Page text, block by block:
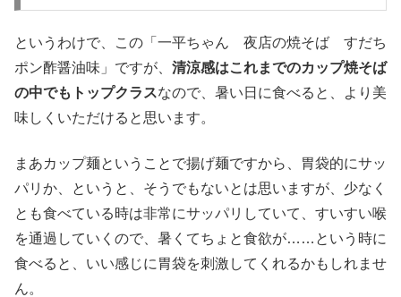
というわけで、この「一平ちゃん 夜店の焼そば すだち
ポン酢醤油味」ですが、 清涼感はこれまでのカップ焼そば
の中でもトップクラスなので、暑い日に食べると、より美
味しくいただけると思います。
まあカップ麺ということで揚げ麺ですから、胃袋的にサッ
パリか、というと、そうでもないとは思いますが、少なく
とも食べている時は非常にサッパリしていて、すいすい喉
を通過していくので、暑くてちょと食欲が……という時に
食べると、いい感じに胃袋を刺激してくれるかもしれませ
ん。